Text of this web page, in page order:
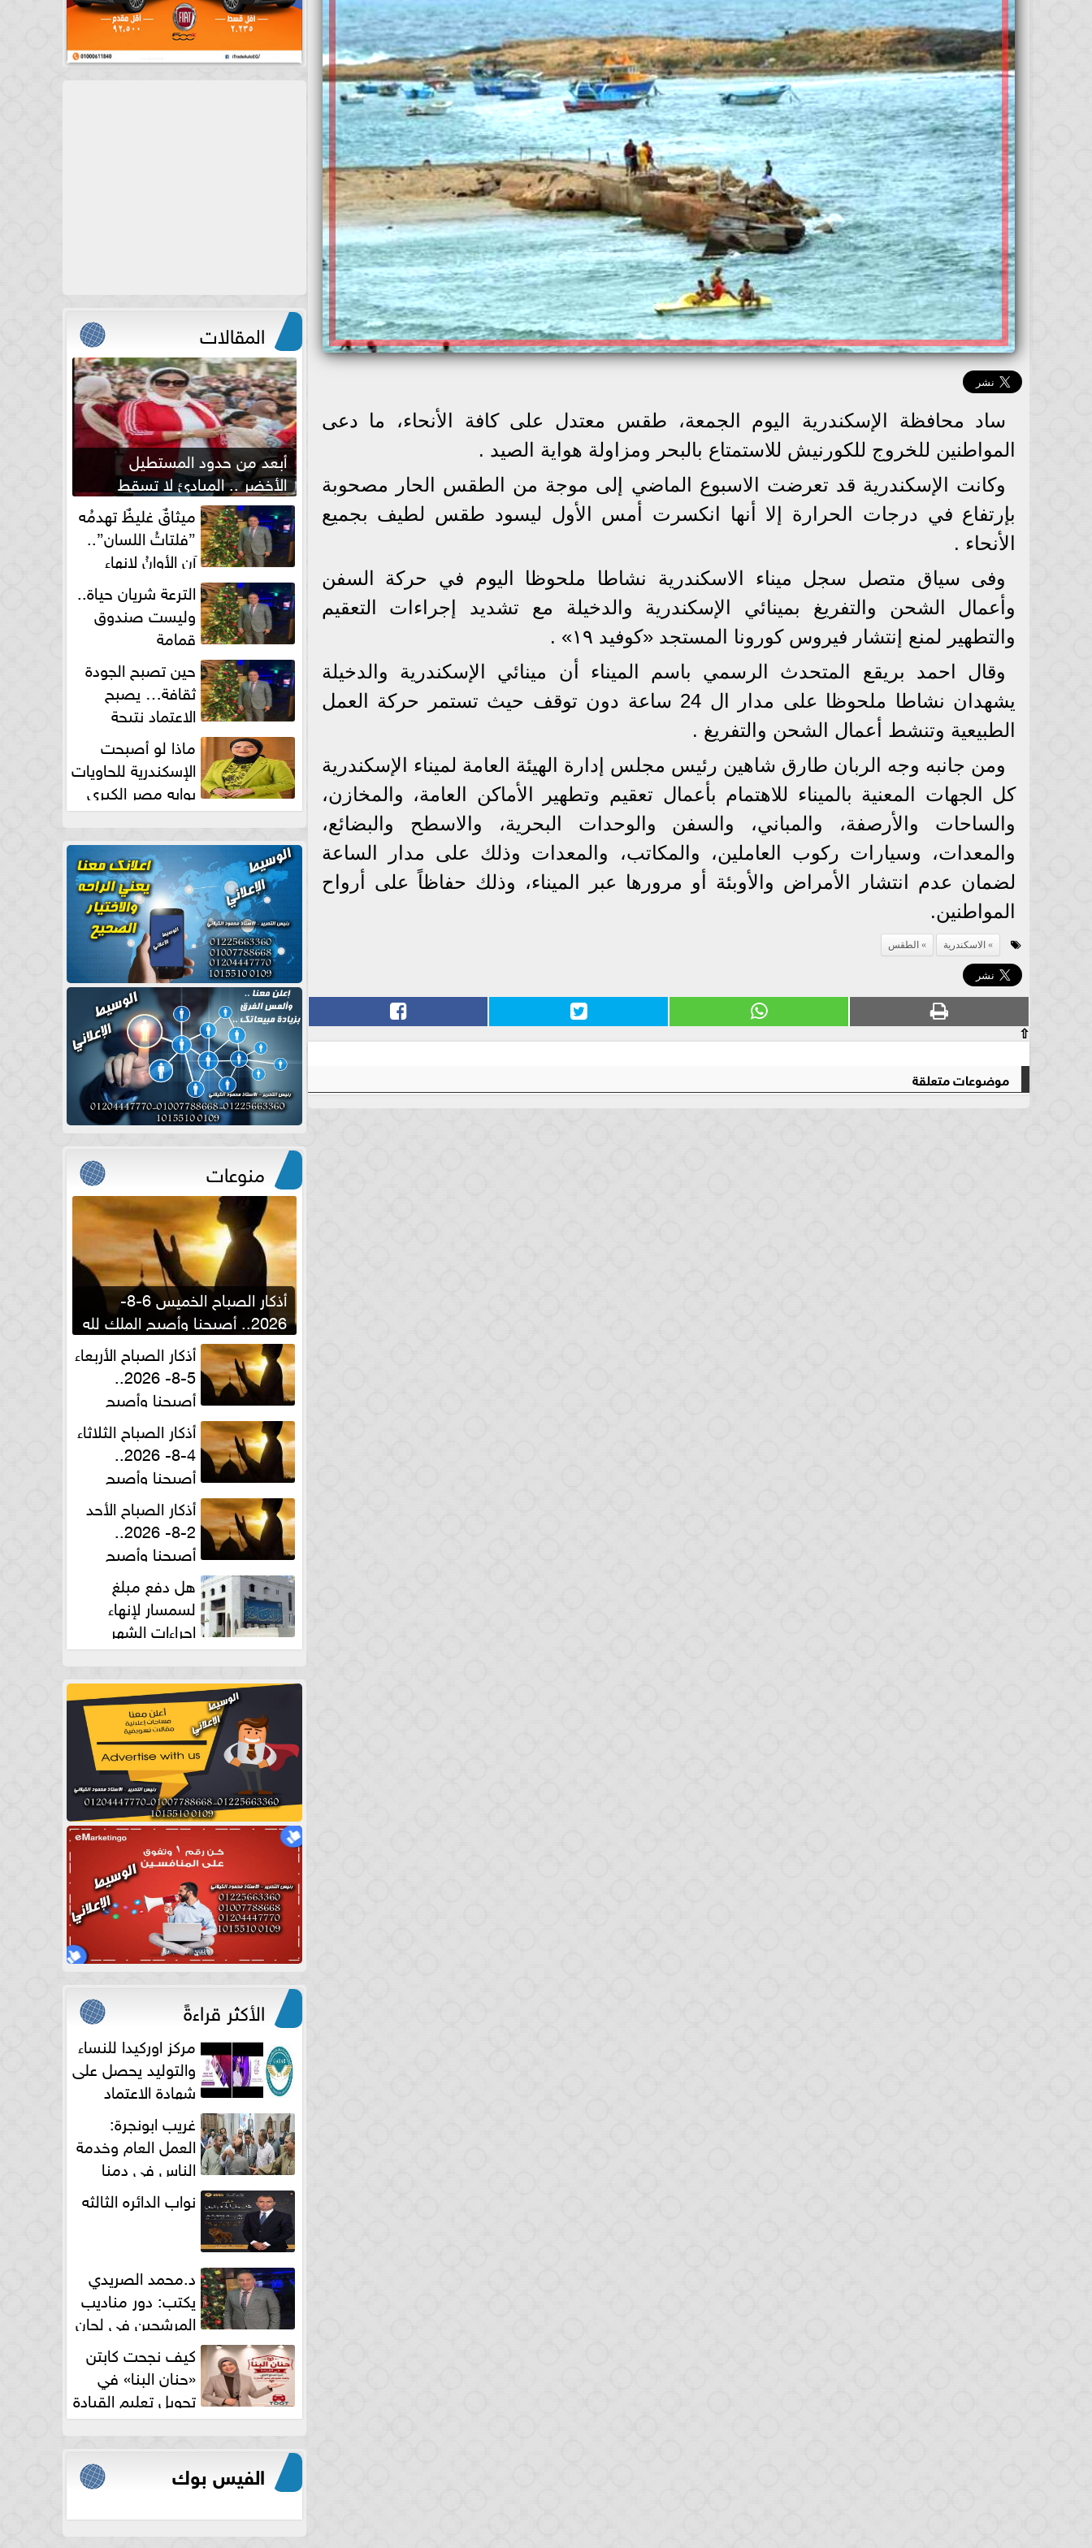
ساد محافظة الإسكندرية اليوم الجمعة، طقس معتدل على كافة الأنحاء، ما دعى
المواطنين للخروج للكورنيش للاستمتاع بالبحر ومزاولة هواية الصيد .
وكانت الإسكندرية قد تعرضت الاسبوع الماضي إلى موجة من الطقس الحار مصحوبة
بإرتفاع في درجات الحرارة إلا أنها انكسرت أمس الأول ليسود طقس لطيف بجميع
الأنحاء .
وفى سياق متصل سجل ميناء الاسكندرية نشاطا ملحوظا اليوم في حركة السفن
وأعمال الشحن والتفريغ بمينائي الإسكندرية والدخيلة مع تشديد إجراءات التعقيم
والتطهير لمنع إنتشار فيروس كورونا المستجد «كوفيد ١٩» .
وقال احمد بريقع المتحدث الرسمي باسم الميناء أن مينائي الإسكندرية والدخيلة
يشهدان نشاطا ملحوظا على مدار ال 24 ساعة دون توقف حيث تستمر حركة العمل
الطبيعية وتنشط أعمال الشحن والتفريغ .
ومن جانبه وجه الربان طارق شاهين رئيس مجلس إدارة الهيئة العامة لميناء الإسكندرية
كل الجهات المعنية بالميناء للاهتمام بأعمال تعقيم وتطهير الأماكن العامة، والمخازن،
والساحات والأرصفة، والمباني، والسفن والوحدات البحرية، والاسطح والبضائع،
والمعدات، وسيارات ركوب العاملين، والمكاتب، والمعدات وذلك على مدار الساعة
لضمان عدم انتشار الأمراض والأوبئة أو مرورها عبر الميناء، وذلك حفاظاً على أرواح
المواطنين.
الاسكندرية الطقس
⇧
موضوعات متعلقة
المقالات
أبعد من حدود المستطيل
الأخضر .. المبادئ لا تسقط
بصفارة الحكم ميثاقٌ غليظٌ تهدمُه
”فلتاتُ اللسان”..
آن الأوانُ لإنهاءِ
فوضى الطلاق الشفهي!الترعة شريان حياة..
وليست صندوق
قمامة
حين تصبح الجودة
ثقافة… يصبح
الاعتماد نتيجة
طبيعية
ماذا لو أصبحت
الإسكندرية للحاويات
بوابه مصر الكبري
للتجارة العالمية بقلم د...
منوعات
أذكار الصباح الخميس 6-8-
2026.. أصبحنا وأصبح الملك لله
والحمد لله
أذكار الصباح الأربعاء
5-8- 2026..
أصبحنا وأصبح
الملك لله والحمد للهأذكار الصباح الثلاثاء
4-8- 2026..
أصبحنا وأصبح
الملك لله والحمد للهأذكار الصباح الأحد
2-8- 2026..
أصبحنا وأصبح
الملك لله والحمد للههل دفع مبلغ
لسمسار لإنهاء
إجراءات الشهر
العقارى حلال؟.. أمين الفتوى يجيب
الأكثر قراءةً
مركز اوركيدا للنساء
والتوليد يحصل على
شهادة الاعتماد
الكامل
غريب ابونجرة:
العمل العام وخدمة
الناس فى دمنا
نواب الدائره الثالثه
د.محمد الصريدي
يكتب: دور مناديب
المرشحين في لجان
الانتخابات
كيف نجحت كابتن
«حنان البنا» في
تحويل تعليم القيادة
النسائية من خوف...
الفيس بوك